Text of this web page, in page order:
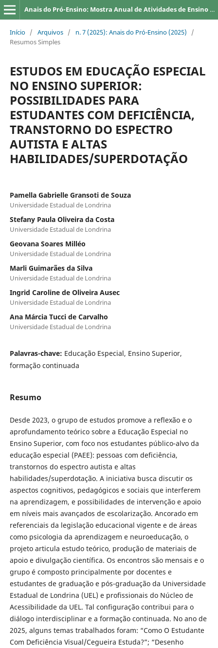
Anais do Pró-Ensino: Mostra Anual de Atividades de Ensino da UEL
Início / Arquivos / n. 7 (2025): Anais do Pró-Ensino (2025)
/
Resumos Simples
ESTUDOS EM EDUCAÇÃO ESPECIAL
NO ENSINO SUPERIOR:
POSSIBILIDADES PARA
ESTUDANTES COM DEFICIÊNCIA,
TRANSTORNO DO ESPECTRO
AUTISTA E ALTAS
HABILIDADES/SUPERDOTAÇÃO
Pamella Gabrielle Gransoti de Souza
Universidade Estadual de Londrina
Stefany Paula Oliveira da Costa
Universidade Estadual de Londrina
Geovana Soares Milléo
Universidade Estadual de Londrina
Marli Guimarães da Silva
Universidade Estadual de Londrina
Ingrid Caroline de Oliveira Ausec
Universidade Estadual de Londrina
Ana Márcia Tucci de Carvalho
Universidade Estadual de Londrina
Palavras-chave: Educação Especial, Ensino Superior,
formação continuada
Resumo
Desde 2023, o grupo de estudos promove a reflexão e o
aprofundamento teórico sobre a Educação Especial no
Ensino Superior, com foco nos estudantes público-alvo da
educação especial (PAEE): pessoas com deficiência,
transtornos do espectro autista e altas
habilidades/superdotação. A iniciativa busca discutir os
aspectos cognitivos, pedagógicos e sociais que interferem
na aprendizagem, e possibilidades de intervenção e apoio
em níveis mais avançados de escolarização. Ancorado em
referenciais da legislação educacional vigente e de áreas
como psicologia da aprendizagem e neuroeducação, o
projeto articula estudo teórico, produção de materiais de
apoio e divulgação científica. Os encontros são mensais e o
grupo é composto principalmente por docentes e
estudantes de graduação e pós-graduação da Universidade
Estadual de Londrina (UEL) e profissionais do Núcleo de
Acessibilidade da UEL. Tal configuração contribui para o
diálogo interdisciplinar e a formação continuada. No ano de
2025, alguns temas trabalhados foram: “Como O Estudante
Com Deficiência Visual/Cegueira Estuda?”; “Desenho